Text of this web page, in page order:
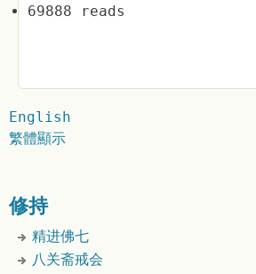
69888 reads
English
繁體顯示
修持
精进佛七
八关斋戒会